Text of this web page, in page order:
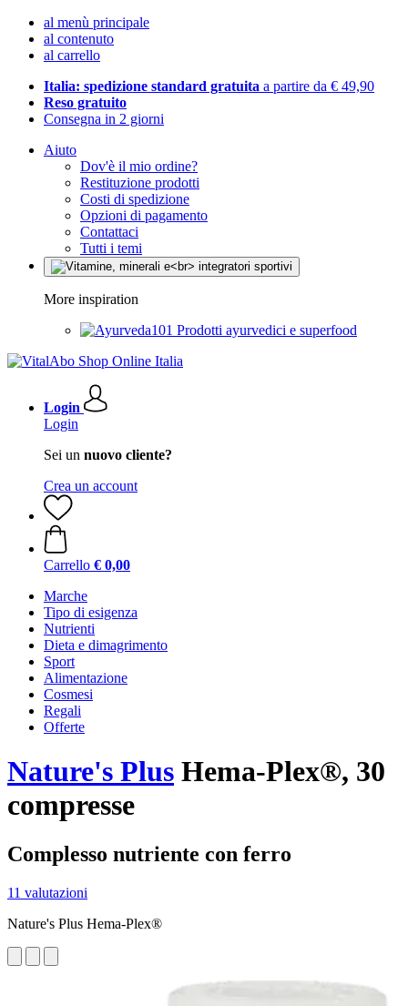
al menù principale
al contenuto
al carrello
Italia: spedizione standard gratuita a partire da € 49,90
Reso gratuito
Consegna in 2 giorni
Aiuto
Dov'è il mio ordine?
Restituzione prodotti
Costi di spedizione
Opzioni di pagamento
Contattaci
Tutti i temi
More inspiration
Prodotti ayurvedici e superfood
Login
Login
Sei un nuovo cliente?
Crea un account
Carrello € 0,00
Marche
Tipo di esigenza
Nutrienti
Dieta e dimagrimento
Sport
Alimentazione
Cosmesi
Regali
Offerte
Nature's Plus Hema-Plex®, 30
compresse
Complesso nutriente con ferro
11 valutazioni
Nature's Plus Hema-Plex®